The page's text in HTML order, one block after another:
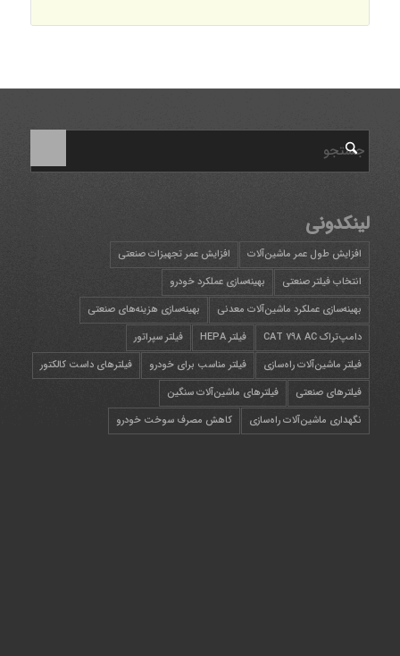
لینکدونی
افزایش طول عمر ماشین‌آلات
افزایش عمر تجهیزات صنعتی
انتخاب فیلتر صنعتی
بهینه‌سازی عملکرد خودرو
بهینه‌سازی عملکرد ماشین‌آلات معدنی
بهینه‌سازی هزینه‌های صنعتی
دامپ‌تراک CAT 798 AC
فیلتر HEPA
فیلتر سپراتور
فیلتر ماشین‌آلات راه‌سازی
فیلتر مناسب برای خودرو
فیلترهای داست کالکتور
فیلترهای صنعتی
فیلترهای ماشین‌آلات سنگین
نگهداری ماشین‌آلات راه‌سازی
کاهش مصرف سوخت خودرو